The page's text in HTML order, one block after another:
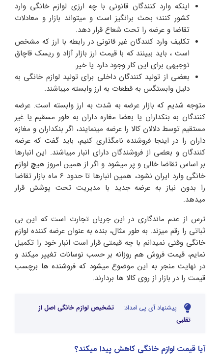
اینکه وارد کنندگان قانونی با چه ارزی لوازم خانگی وارد
کشور کنند؛ بحث برانگیز است و میتواند بازار و معادلات
تقاضا و عرضه را تحت شعاع قرار دهد.
تکلیف وارد کنندگان غیر قانونی در رابطه با ارز که مشخص
است ، باید ببینند که با قیمت ارز بازار آزاد و ریسک قاچاق
توجیهی برای این کار وجود دارد یا خیر.
بعضی از تولید کنندگان داخلی برای تولید لوازم خانگی به
دلیل وابستگس به قطعات به ارز وابسته میباشند.
متوجه شدیم که بازار عرضه به شدت به ارز وابسته است. عرضه
کنندگان به بنکداران یا بعضا مغاره داران به طور مسقیم یا غیر
مستقیم توسط دلالان کالا را عرضه مینمایند، اگر بنکداران و مغازه
داران را در اینجا فروشنده نامگذاری کنیم، باید گفت که عرضه
کنندگان و بعضی از فروشندگان دارای انبار میباشند. این انبارها
بر اساس تقاضا خالی و پر میشود و اگر از همین امروز هیچ لوازم
خانگی وارد ایران نشود، همین انبارها تا حدود 6 ماه بازار تقاضا
را بدون نیاز به عرضه جدید با مدیریت تحت پوشش قرار
میدهد.
ترس از عدم ماندگاری در این جریان تجارت است که این بی
ثباتی را رقم میزند. به طور مثال، بنده به عنوان عرضه کننده لوازم
خانگی وقتی نمیدانم با چه قیمتی قرار است انبار خود را تکمیل
نمایم، قیمت فروش هم روزانه بر حسب نوسانات تغییر میکند و
در نهایت منجر به این موضوع میشود که فروشنده ها برچسب
قیمت را در بازار از روی کالا ها بردارند.
پیشنهاد آی پی امداد:
تشخیص لوازم خانگی اصل از
تقلبی
آیا قیمت لوازم خانگی کاهش پیدا میکند؟